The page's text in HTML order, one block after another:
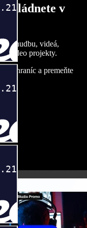
zvládnete v
hudbu, videá,
video projekty.
sa hraníc a premeňte